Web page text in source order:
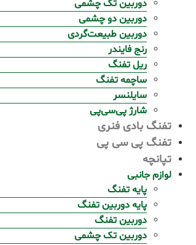
دوربین تک چشمی
دوربین دو چشمی
دوربین طبیعت‌گردی
رنج فایندر
ریل تفنگ
ساچمه تفنگ
سایلنسر
شارژ پی‌سی‌پی
تفنگ بادی فنری
تفنگ پی سی پی
تپانچه
لوازم جانبی
پایه تفنگ
پایه دوربین تفنگ
دوربین تفنگ
دوربین تک چشمی